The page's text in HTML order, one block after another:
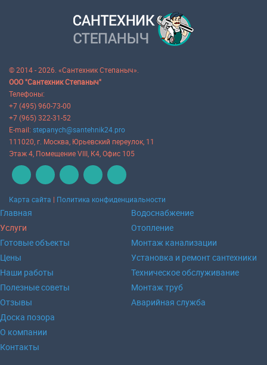
© 2014 - 2026. «Сантехник Степаныч».
ООО "Сантехник Степаныч"
Телефоны:
+7 (495) 960-73-00
+7 (965) 322-31-52
E-mail: stepanych@santehnik24.pro
111020 , г. Москва Юрьевский переулок, 11
Этаж 4, Помещение VIII, К4, Офис 105
Карта сайта | Политика конфиденциальности
Главная
Услуги
Готовые объекты
Цены
Наши работы
Полезные советы
Отзывы
Доска позора
О компании
Контакты
Водоснабжение
Отопление
Монтаж канализации
Установка и ремонт сантехники
Техническое обслуживание
Монтаж труб
Аварийная служба